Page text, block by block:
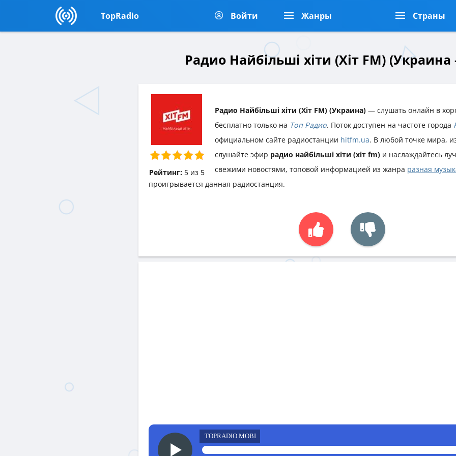
TopRadio Войти Жанры Страны
Радио Найбільші хіти (Хіт FM)
Рейтинг: 5из 5
Радио Найбільші хіти (Хіт FM) (Украина) — слушать онлайн в
бесплатно только на Топ Радио. Поток доступен на частоте города
официальном сайте радиостанции hitfm.ua. В любой точке мира,
слушайте эфир радио найбільші хіти (хіт fm) и наслаждайтесь
свежими новостями, топовой информацией из жанра разная
проигрывается данная радиостанция.
TOPRADIO.MOBI